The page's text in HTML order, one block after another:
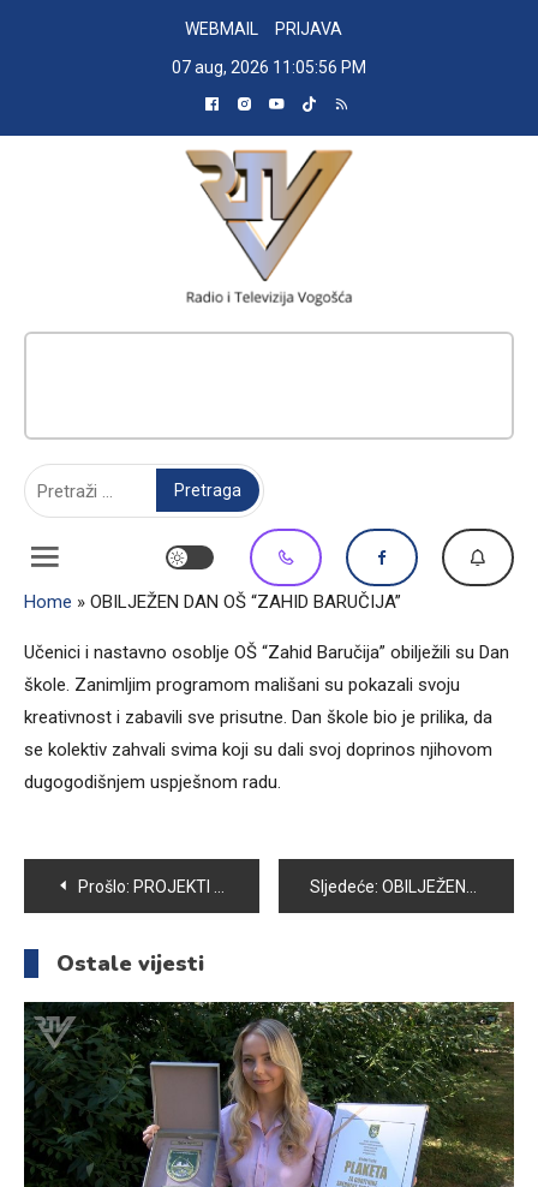
WEBMAIL
PRIJAVA
07 aug, 2026 11:05:57 PM
Home » OBILJEŽEN DAN OŠ “ZAHID BARUČIJA”
Učenici i nastavno osoblje OŠ “Zahid Baručija” obilježili su Dan
škole. Zanimljim programom mališani su pokazali svoju
kreativnost i zabavili sve prisutne. Dan škole bio je prilika, da
se kolektiv zahvali svima koji su dali svoj doprinos njihovom
dugogodišnjem uspješnom radu.
Navigacija
članaka
Prošlo: PROJEKTI KOMUNALNE INFRASTRUKTURE U 2015. GODINI U VOGOŠĆI KOŠTAĆE 7 995 000 KM Sljedeće: OBILJEŽENA 23.GODIŠNJICA BITKE ZA KRŠE
Ostale vijesti